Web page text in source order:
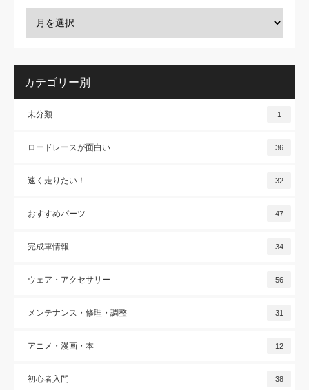
カテゴリー別
未分類 1
ロードレースが面白い 36
速く走りたい！ 32
おすすめパーツ 47
完成車情報 34
ウェア・アクセサリー 56
メンテナンス・修理・調整 31
アニメ・漫画・本 12
初心者入門 38